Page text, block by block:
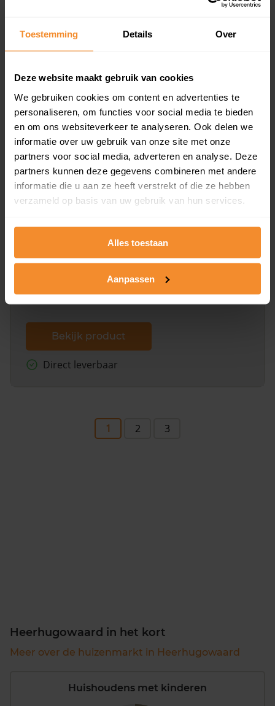
Toestemming Details Over
Deze website maakt gebruik van cookies
We gebruiken cookies om content en advertenties te
personaliseren, om functies voor social media te bieden
en om ons websiteverkeer te analyseren. Ook delen we
informatie over uw gebruik van onze site met onze
partners voor social media, adverteren en analyse. Deze
partners kunnen deze gegevens combineren met andere
informatie die u aan ze heeft verstrekt of die ze hebben
verzameld op basis van uw gebruik van hun services.
Alles toestaan
Aanpassen
Een overzicht van alle verkochte woningen (koopsom
en koopdatum) binnen een postcodegebied. Dit
inclusief een jaar lang gratis updates van nieuwe
Bekijk product
Direct leverbaar
Kadastrale kaart pakket
Alleen globale ligging perceel
omliggende percelen met de kadastrale erfgrenzen,
dit inclusief de luchtfoto!
Bekijk product
Direct leverbaar
1 2 3
Heerhugowaard in het kort
Meer over de huizenmarkt in Heerhugowaard
Huishoudens met kinderen